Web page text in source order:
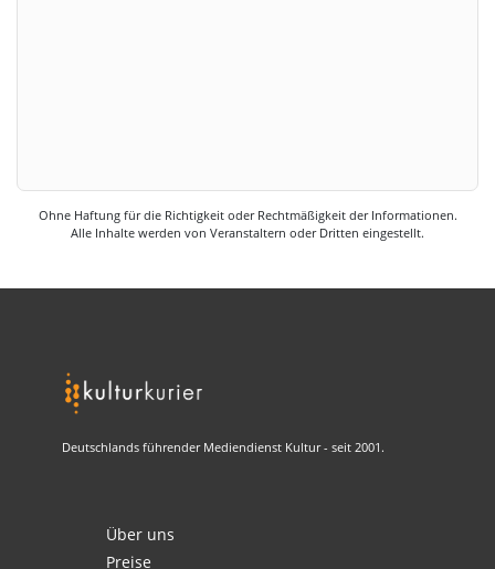
Ohne Haftung für die Richtigkeit oder Rechtmäßigkeit der Informationen.
Alle Inhalte werden von Veranstaltern oder Dritten eingestellt.
Deutschlands führender Mediendienst Kultur - seit 2001.
Über uns
Preise